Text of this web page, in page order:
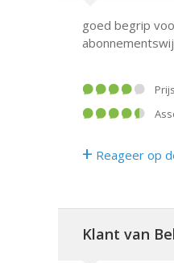
goed begrip
+ Reageer op
Klant van